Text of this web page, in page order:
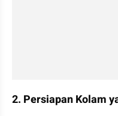
2. Persiapan Kolam